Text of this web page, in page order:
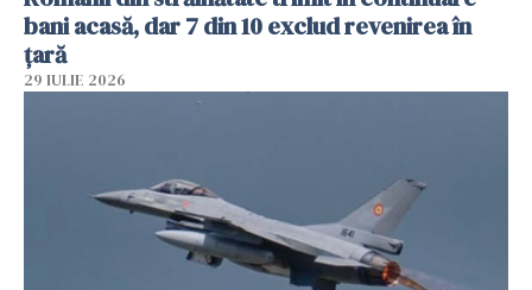
bani acasă, dar 7 din 10 exclud revenirea în
țară
29 IULIE 2026